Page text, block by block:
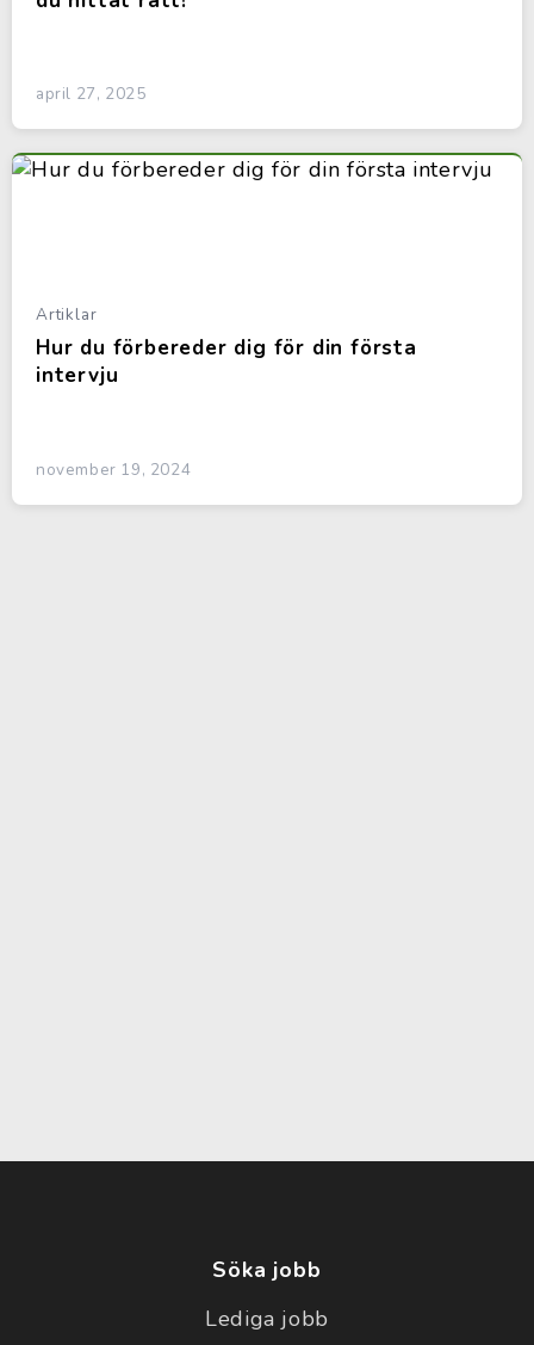
april 27, 2025
Artiklar
Hur du förbereder dig för din första
intervju
november 19, 2024
Söka jobb
Lediga jobb